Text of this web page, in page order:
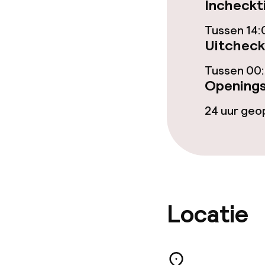
Overal
Kleine
(minder dan
Tussen
Tussen
24 uur
Locatie